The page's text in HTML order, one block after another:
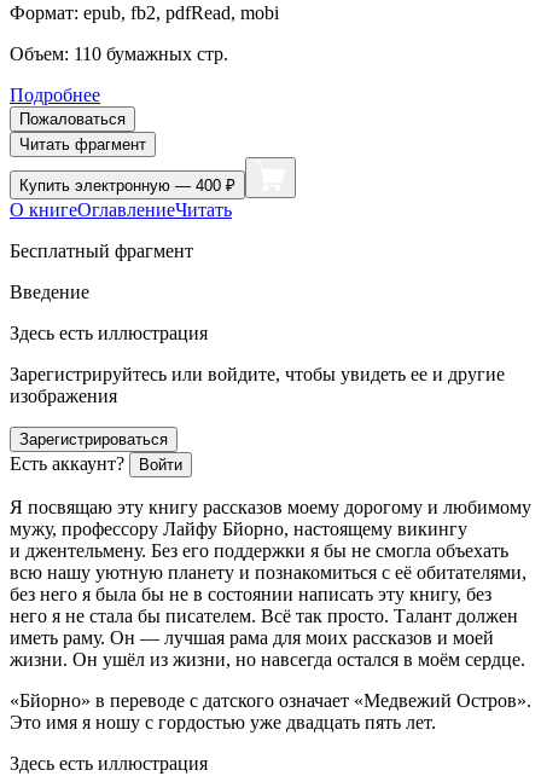
Формат: epub, fb2, pdfRead, mobi
Объем: 110 бумажных стр.
Подробнее
Пожаловаться
Читать фрагмент
Купить электронную — 400 ₽
О книгеОглавлениеЧитать
Бесплатный фрагмент
Введение
Здесь есть иллюстрация
Зарегистрируйтесь или войдите, чтобы увидеть ее и другие
изображения
Зарегистрироваться
Есть аккаунт? Войти
Я посвящаю эту книгу рассказов моему дорогому и любимому
мужу, профессору Лайфу Бйорно, настоящему викингу
и джентельмену. Без его поддержки я бы не смогла объехать
всю нашу уютную планету и познакомиться с её обитателями,
без него я была бы не в состоянии написать эту книгу, без
него я не стала бы писателем. Всё так просто. Талант должен
иметь раму. Он — лучшая рама для моих рассказов и моей
жизни. Он ушёл из жизни, но навсегда остался в моём сердце.
«Бйорно» в переводе с датского означает «Медвежий Остров».
Это имя я ношу с гордостью уже двадцать пять лет.
Здесь есть иллюстрация